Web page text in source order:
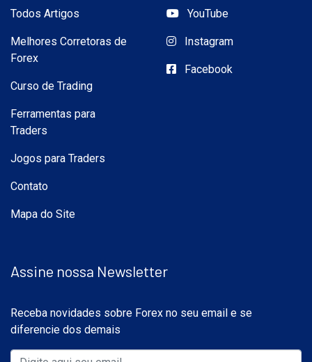
Todos Artigos
Melhores Corretoras de
Forex
Curso de Trading
Ferramentas para
Traders
Jogos para Traders
Contato
Mapa do Site
YouTube
Instagram
Facebook
Assine nossa Newsletter
Receba novidades sobre Forex no seu email e se
diferencie dos demais